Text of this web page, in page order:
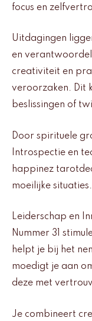
focus en
Uitdagingen
en
creativiteit en
veroorzaken. Dit
beslissingen of
Door spirituele
Introspectie en
happinez
moeilijke situaties.
Leiderschap en
Nummer 31
helpt je bij het
moedigt je aan
deze met
Je combineert